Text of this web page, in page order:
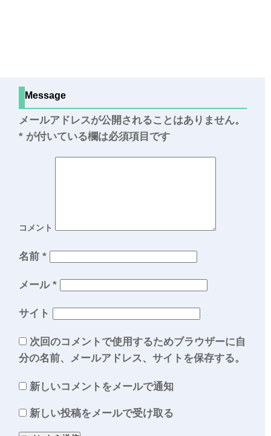
Message
メールアドレスが公開されることはありません。
* が付いている欄は必須項目です
コメント
名前 *
メール *
サイト
次回のコメントで使用するためブラウザーに自
分の名前、メールアドレス、サイトを保存する。
新しいコメントをメールで通知
新しい投稿をメールで受け取る